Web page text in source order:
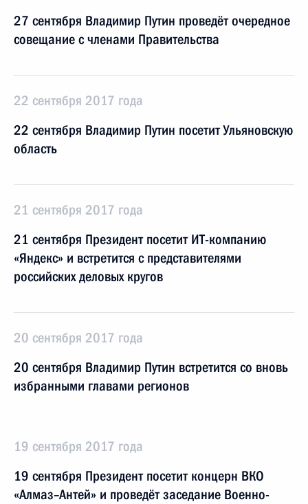
27 сентября Владимир Путин проведёт очередное
совещание с членами Правительства
22 сентября 2017 года
22 сентября Владимир Путин посетит Ульяновскую
область
21 сентября 2017 года
21 сентября Президент посетит ИТ-компанию
«Яндекс» и встретится с представителями
российских деловых кругов
20 сентября 2017 года
20 сентября Владимир Путин встретится со вновь
избранными главами регионов
19 сентября 2017 года
19 сентября Президент посетит концерн ВКО
«Алмаз–Антей» и проведёт заседание Военно-